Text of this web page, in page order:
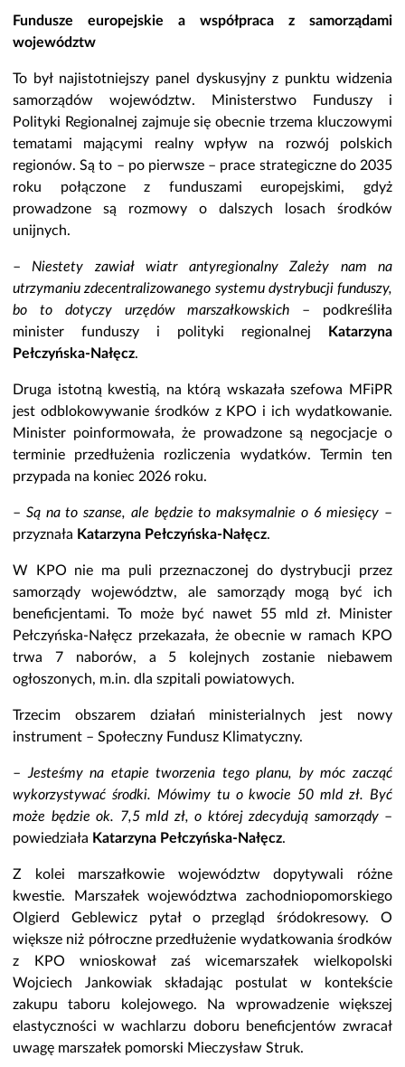
Fundusze europejskie a współpraca z samorządami
województw
To był najistotniejszy panel dyskusyjny z punktu widzenia
samorządów województw. Ministerstwo Funduszy i
Polityki Regionalnej zajmuje się obecnie trzema kluczowymi
tematami mającymi realny wpływ na rozwój polskich
regionów. Są to – po pierwsze – prace strategiczne do 2035
roku połączone z funduszami europejskimi, gdyż
prowadzone są rozmowy o dalszych losach środków
unijnych.
– Niestety zawiał wiatr antyregionalny Zależy nam na
utrzymaniu zdecentralizowanego systemu dystrybucji funduszy,
bo to dotyczy urzędów marszałkowskich – podkreśliła
minister funduszy i polityki regionalnej
Katarzyna
Pełczyńska-Nałęcz.
Druga istotną kwestią, na którą wskazała szefowa MFiPR
jest odblokowywanie środków z KPO i ich wydatkowanie.
Minister poinformowała, że prowadzone są negocjacje o
terminie przedłużenia rozliczenia wydatków. Termin ten
przypada na koniec 2026 roku.
– Są na to szanse, ale będzie to maksymalnie o 6 miesięcy –
przyznała Katarzyna Pełczyńska-Nałęcz.
W KPO nie ma puli przeznaczonej do dystrybucji przez
samorządy województw, ale samorządy mogą być ich
beneficjentami. To może być nawet 55 mld zł. Minister
Pełczyńska-Nałęcz przekazała, że obecnie w ramach KPO
trwa 7 naborów, a 5 kolejnych zostanie niebawem
ogłoszonych, m.in. dla szpitali powiatowych.
Trzecim obszarem działań ministerialnych jest nowy
instrument – Społeczny Fundusz Klimatyczny.
– Jesteśmy na etapie tworzenia tego planu, by móc zacząć
wykorzystywać środki. Mówimy tu o kwocie 50 mld zł. Być
może będzie ok. 7,5 mld zł, o której zdecydują samorządy –
powiedziała Katarzyna Pełczyńska-Nałęcz.
Z kolei marszałkowie województw dopytywali różne
kwestie. Marszałek województwa zachodniopomorskiego
Olgierd Geblewicz pytał o przegląd śródokresowy. O
większe niż półroczne przedłużenie wydatkowania środków
z KPO wnioskował zaś wicemarszałek wielkopolski
Wojciech Jankowiak składając postulat w kontekście
zakupu taboru kolejowego. Na wprowadzenie większej
elastyczności w wachlarzu doboru beneficjentów zwracał
uwagę marszałek pomorski Mieczysław Struk.